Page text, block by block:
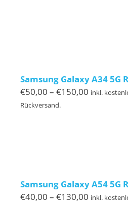
Samsung Galaxy A34 5G
€50,00 – €150,00 inkl.
Rückversand.
Samsung Galaxy A54 5G
€40,00 – €130,00 inkl.